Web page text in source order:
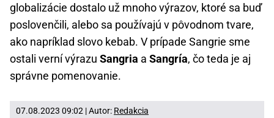
globalizácie dostalo už mnoho výrazov, ktoré sa buď
poslovenčili, alebo sa používajú v pôvodnom tvare,
ako napríklad slovo kebab. V prípade Sangrie sme
ostali verní výrazu Sangria a Sangría, čo teda je aj
správne pomenovanie.
07.08.2023 09:02 | Autor: Redakcia